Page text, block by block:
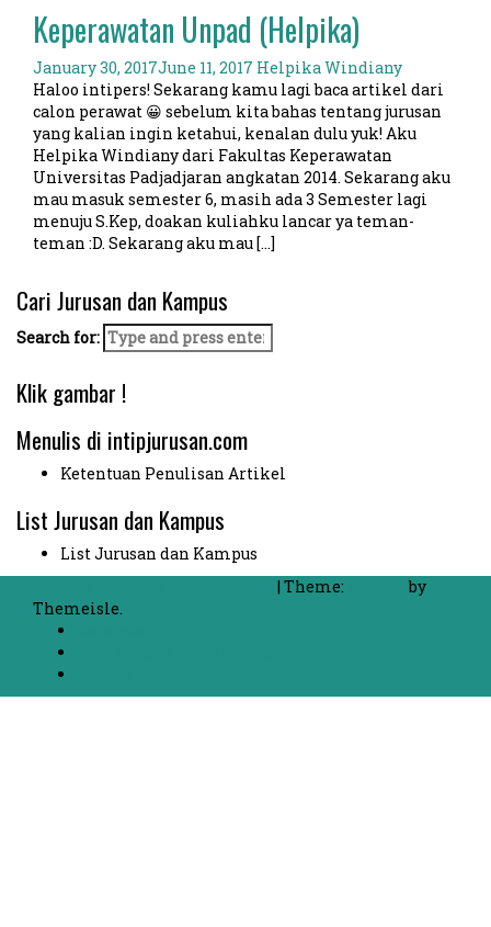
Keperawatan Unpad (Helpika)
January 30, 2017June 11, 2017 Helpika Windiany
Haloo intipers! Sekarang kamu lagi baca artikel dari
calon perawat 😀 sebelum kita bahas tentang jurusan
yang kalian ingin ketahui, kenalan dulu yuk! Aku
Helpika Windiany dari Fakultas Keperawatan
Universitas Padjadjaran angkatan 2014. Sekarang aku
mau masuk semester 6, masih ada 3 Semester lagi
menuju S.Kep, doakan kuliahku lancar ya teman-
teman :D. Sekarang aku mau […]
Cari Jurusan dan Kampus
Search for:
Klik gambar !
Menulis di intipjurusan.com
Ketentuan Penulisan Artikel
List Jurusan dan Kampus
List Jurusan dan Kampus
| Theme:
by
Themeisle.